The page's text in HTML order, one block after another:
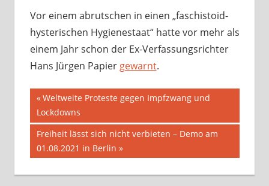
Vor einem abrutschen in einen „faschistoid-
hysterischen Hygienestaat“ hatte vor mehr als
einem Jahr schon der Ex-Verfassungsrichter
Hans Jürgen Papier gewarnt.
Beitragsnavigation
Vorheriger
Beitrag:
Weltweite Proteste gegen Impfzwang und
Lockdowns
Nächster
Beitrag:
Freiheit lässt sich nicht verbieten – Demo am
01.08.2021 in Berlin